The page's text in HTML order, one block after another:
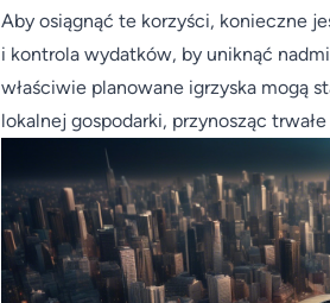
Aby osiągnąć te korzyści, konieczne
i kontrola wydatków, by uniknąć
właściwie planowane igrzyska mogą
lokalnej gospodarki, przynosząc